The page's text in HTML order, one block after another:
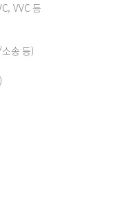
VVC 등
송 등)